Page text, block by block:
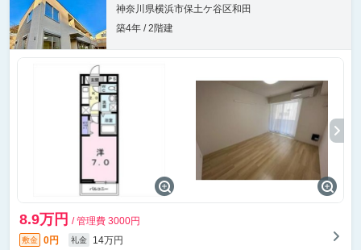
神奈川県横浜市保土ケ谷区和田
築4年 / 2階建
8.9万円 / 管理費 3000円
敷金 0円 礼金
14万円